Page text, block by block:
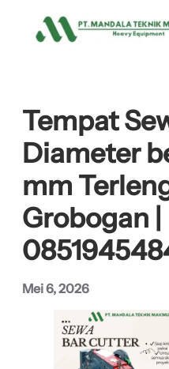
Tempat
Diameter
mm
Grobogan |
Mei 6, 2026